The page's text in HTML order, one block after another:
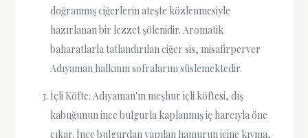
doğranmış ciğerlerin ateşte közlenmesiyle
hazırlanan bir lezzet şölenidir. Aromatik
baharatlarla tatlandırılan ciğer sis, misafirperver
Adıyaman halkının sofralarını süslemektedir.
İçli Köfte: Adıyaman'ın meşhur içli köftesi, dış
kabuğunun ince bulgurla kaplanmış iç harcıyla öne
çıkar. İnce bulgurdan yapılan hamurun içine kıyma,